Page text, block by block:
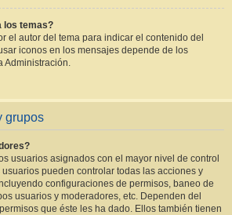
los temas?
el autor del tema para indicar el contenido del
iconos en los mensajes depende de los
Administración.
grupos
usuarios asignados con el mayor nivel de control
pueden controlar todas las acciones y
configuraciones de permisos, baneo de
usuarios y moderadores, etc. Dependen del
que éste les ha dado. Ellos también tienen